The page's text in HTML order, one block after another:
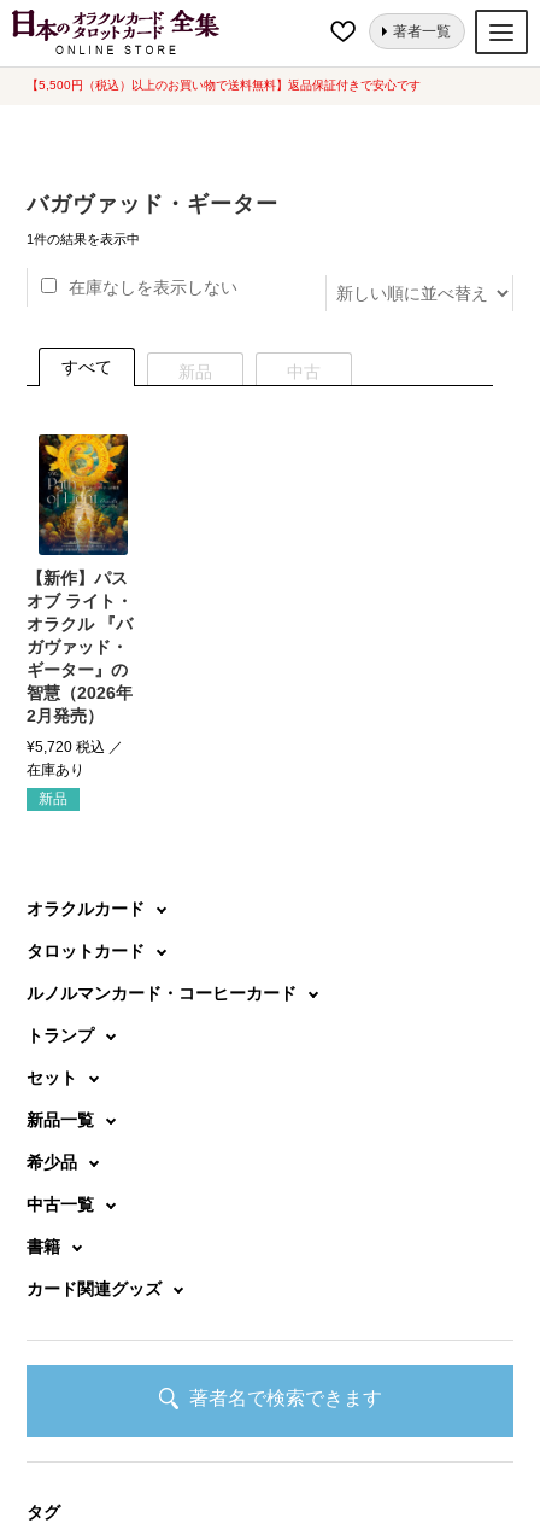
【5,500円（税込）以上のお買い物で送料無料】返品保証付きで安心です
ナ
コ
著者一覧
オラクルカード
ルノルマンカード
トランプ
セット
希少品
書籍
カード関連グッズ
ホーム “バガヴァッド・ギーター”にタグ付けされた商品
バガヴァッド・ギーター
1件の結果を表示中
在庫なしを表示しない
すべて 新品 中古
【新作】パス
オブ ライト・
オラクル 『バ
ガヴァッド・
ギーター』の
智慧（2026年
2月発売）
¥5,720 税込
新品
オラクルカード
タロットカード
ルノルマンカード・コーヒーカード
トランプ
セット
新品一覧
希少品
中古一覧
書籍
カード関連グッズ
著者名で検索できます
タグ